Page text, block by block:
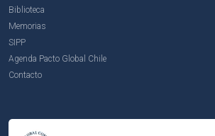
Biblioteca
Memorias
SIPP
Agenda Pacto Global Chile
Contacto